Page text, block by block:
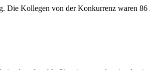
Die Kollegen von der Konkurrenz waren